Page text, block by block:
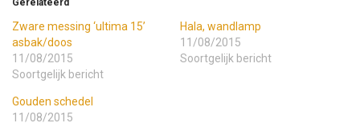
Zware messing ‘ultima 15’
asbak/doos
11/08/2015
Soortgelijk bericht
Hala, wandlamp
11/08/2015
Soortgelijk bericht
Gouden schedel
11/08/2015